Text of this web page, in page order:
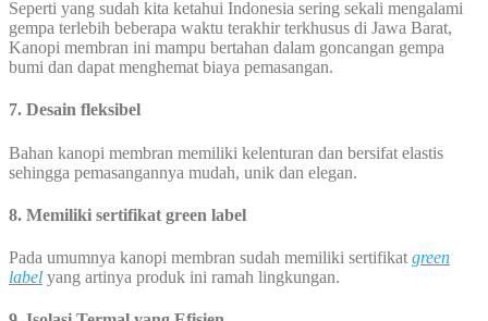
Seperti yang sudah kita ketahui Indonesia sering sekali mengalami
gempa terlebih beberapa waktu terakhir terkhusus di Jawa Barat,
Kanopi membran ini mampu bertahan dalam goncangan gempa
bumi dan dapat menghemat biaya pemasangan.
7. Desain fleksibel
Bahan kanopi membran memiliki kelenturan dan bersifat elastis
sehingga pemasangannya mudah, unik dan elegan.
8. Memiliki sertifikat green label
Pada umumnya kanopi membran sudah memiliki sertifikat green
label yang artinya produk ini ramah lingkungan.